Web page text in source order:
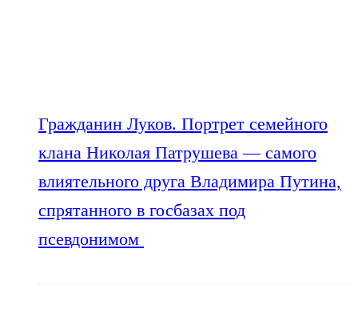
Гражданин Луков. Портрет семейного
клана Николая Патрушева — самого
влиятельного друга Владимира Путина,
спрятанного в госбазах под
псевдонимом